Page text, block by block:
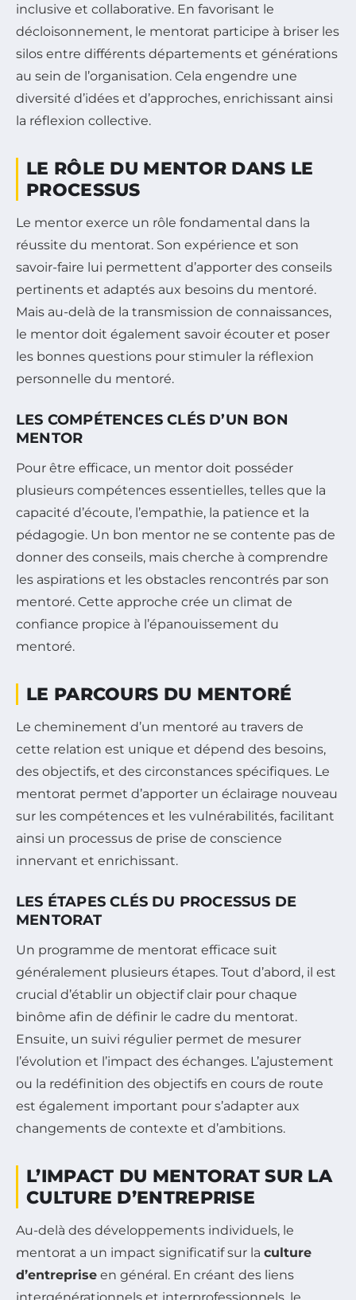
inclusive et collaborative. En favorisant le
décloisonnement, le mentorat participe à briser les
silos entre différents départements et générations
au sein de l’organisation. Cela engendre une
diversité d’idées et d’approches, enrichissant ainsi
la réflexion collective.
LE RÔLE DU MENTOR DANS LE
PROCESSUS
Le mentor exerce un rôle fondamental dans la
réussite du mentorat. Son expérience et son
savoir-faire lui permettent d’apporter des conseils
pertinents et adaptés aux besoins du mentoré.
Mais au-delà de la transmission de connaissances,
le mentor doit également savoir écouter et poser
les bonnes questions pour stimuler la réflexion
personnelle du mentoré.
LES COMPÉTENCES CLÉS D’UN BON
MENTOR
Pour être efficace, un mentor doit posséder
plusieurs compétences essentielles, telles que la
capacité d’écoute, l’empathie, la patience et la
pédagogie. Un bon mentor ne se contente pas de
donner des conseils, mais cherche à comprendre
les aspirations et les obstacles rencontrés par son
mentoré. Cette approche crée un climat de
confiance propice à l’épanouissement du
mentoré.
LE PARCOURS DU MENTORÉ
Le cheminement d’un mentoré au travers de
cette relation est unique et dépend des besoins,
des objectifs, et des circonstances spécifiques. Le
mentorat permet d’apporter un éclairage nouveau
sur les compétences et les vulnérabilités, facilitant
ainsi un processus de prise de conscience
innervant et enrichissant.
LES ÉTAPES CLÉS DU PROCESSUS DE
MENTORAT
Un programme de mentorat efficace suit
généralement plusieurs étapes. Tout d’abord, il est
crucial d’établir un objectif clair pour chaque
binôme afin de définir le cadre du mentorat.
Ensuite, un suivi régulier permet de mesurer
l’évolution et l’impact des échanges. L’ajustement
ou la redéfinition des objectifs en cours de route
est également important pour s’adapter aux
changements de contexte et d’ambitions.
L’IMPACT DU MENTORAT SUR LA
CULTURE D’ENTREPRISE
Au-delà des développements individuels, le
mentorat a un impact significatif sur la culture
d’entreprise en général. En créant des liens
intergénérationnels et interprofessionnels, le